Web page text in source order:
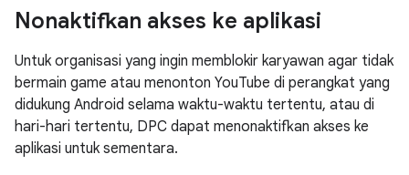
Nonaktifkan akses ke aplikasi
Untuk organisasi yang ingin memblokir karyawan agar tidak
bermain game atau menonton YouTube di perangkat yang
didukung Android selama waktu-waktu tertentu, atau di
hari-hari tertentu, DPC dapat menonaktifkan akses ke
aplikasi untuk sementara.